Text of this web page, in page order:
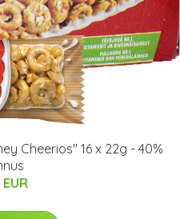
Cheerios" 16 x 22g - 40%